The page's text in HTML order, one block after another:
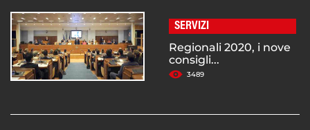
SERVIZI
Regionali 2020, i nove
consigli...
3489